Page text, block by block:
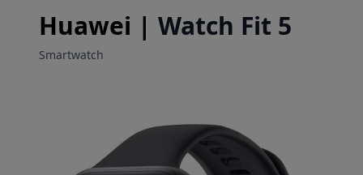
Huawei | Watch Fit 5
Smartwatch